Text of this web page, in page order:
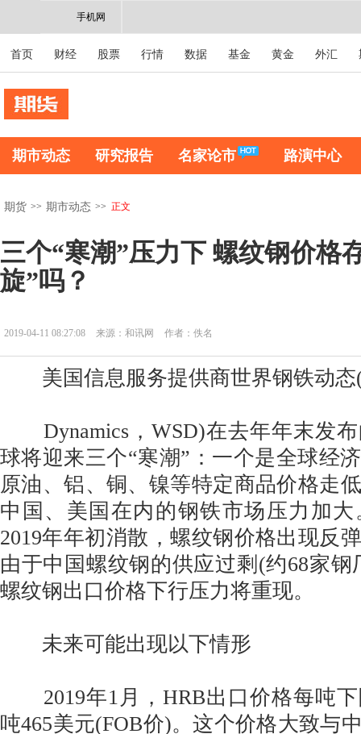
手机网
首页 财经 股票 行情 数据 基金 黄金 外汇
期市动态 研究报告 名家论市 路演中心
期货 >> 期市动态 >> 正文
三个“寒潮”压力下 螺纹钢价格
旋”吗？
2019-04-11 08:27:08 来源：和讯网 作者：佚名
美国信息服务提供商世界钢铁动态
Dynamics，WSD)在去年年末发布
球将迎来三个“寒潮”：一个是全球经
原油、铝、铜、镍等特定商品价格走
中国、美国在内的钢铁市场压力加
2019年年初消散，螺纹钢价格出现反
由于中国螺纹钢的供应过剩(约68家
螺纹钢出口价格下行压力将重现。
未来可能出现以下情形
2019年1月，HRB出口价格每吨下
吨465美元(FOB价)。这个价格大致与